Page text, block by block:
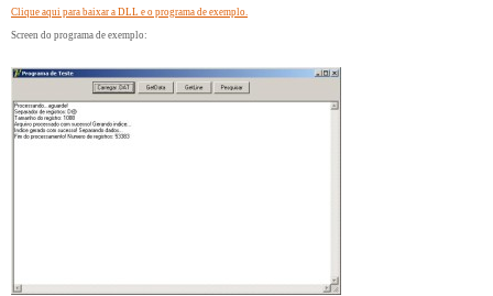
Clique aqui para baixar a DLL e o programa de exemplo.
Screen do programa de exemplo: